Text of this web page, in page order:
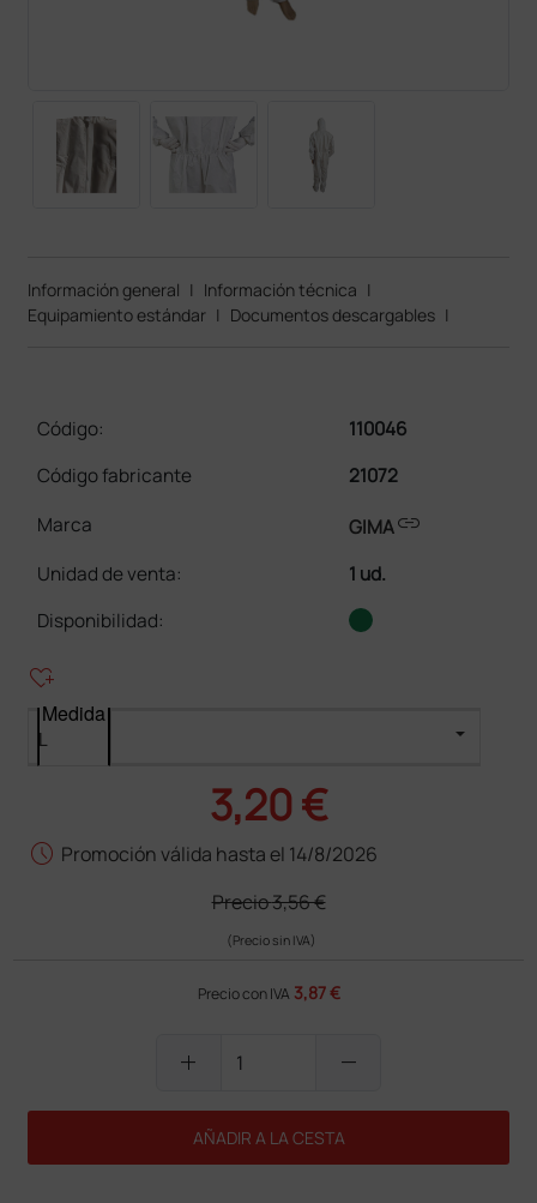
Información general | Información técnica |
Equipamiento estándar | Documentos descargables |
Código:
110046
Código fabricante
21072
Marca
GIMAlink
Unidad de venta:
1 ud.
Disponibilidad:
heart_plus
Medida
3,20 €
schedule Promoción válida hasta el 14/8/2026
Precio3,56 €
(Precio sin IVA)
Precio con IVA 3,87 €
add remove
AÑADIR A LA CESTA